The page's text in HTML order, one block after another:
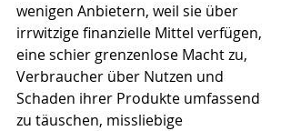
wenigen Anbietern, weil sie über
irrwitzige finanzielle Mittel verfügen,
eine schier grenzenlose Macht zu,
Verbraucher über Nutzen und
Schaden ihrer Produkte umfassend
zu täuschen, missliebige